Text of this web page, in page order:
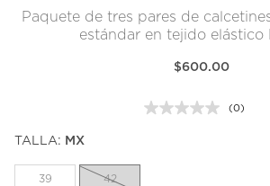
Paquete de tres pares de
estándar en tejido elástico
$600.00
Sin
(0)
TALLA: MX
39 42